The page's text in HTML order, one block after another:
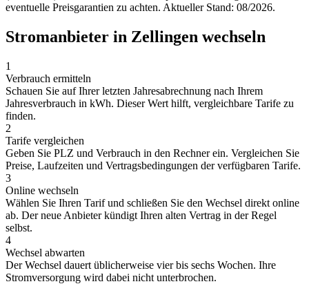
eventuelle Preisgarantien zu achten. Aktueller Stand: 08/2026.
Stromanbieter in Zellingen wechseln
1
Verbrauch ermitteln
Schauen Sie auf Ihrer letzten Jahresabrechnung nach Ihrem
Jahresverbrauch in kWh. Dieser Wert hilft, vergleichbare Tarife zu
finden.
2
Tarife vergleichen
Geben Sie PLZ und Verbrauch in den Rechner ein. Vergleichen Sie
Preise, Laufzeiten und Vertragsbedingungen der verfügbaren Tarife.
3
Online wechseln
Wählen Sie Ihren Tarif und schließen Sie den Wechsel direkt online
ab. Der neue Anbieter kündigt Ihren alten Vertrag in der Regel
selbst.
4
Wechsel abwarten
Der Wechsel dauert üblicherweise vier bis sechs Wochen. Ihre
Stromversorgung wird dabei nicht unterbrochen.